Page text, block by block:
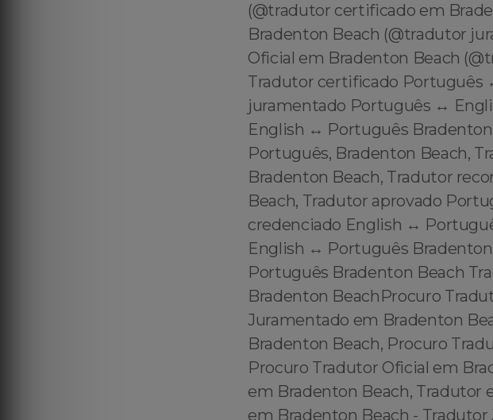
(@tradutor certificado em
Bradenton Beach (@tradutor
Oficial em Bradenton Beach
Tradutor certificado Português
juramentado Português ↔️
English ↔️ Português
Português, Bradenton Beach,
Bradenton Beach, Tradutor
Beach, Tradutor aprovado
credenciado English ↔️
English ↔️ Português
Português Bradenton Beach
Bradenton BeachProcuro
Juramentado em Bradenton
Bradenton Beach, Procuro
Procuro Tradutor Oficial em
em Bradenton Beach, Tradutor
em Bradenton Beach -